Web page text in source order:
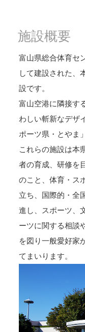
施設概要
富山県総合体育セ
して建設された、
設です。
富山空港に隣接す
わしい斬新なデザ
ポーツ県・とやま
これらの施設は本
者の育成、研修を
のこと、体育・ス
立ち、国際的・全
進し、スポーツ、
ーツに関する相談
を図り一般愛好家
てまいります。